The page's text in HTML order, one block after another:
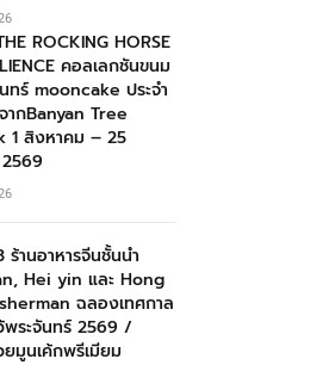
ROCKING HORSE
คอลเลกชันขนม
ทร์ mooncake ประจำ
กBanyan Tree
1 สิงหาคม – 25
ร้านอาหารจีนชั้นนำ
Hei yin และ Hong
ฉลองเทศกาล
พระจันทร์ 2569 /
มูนเค้กพรีเมียม